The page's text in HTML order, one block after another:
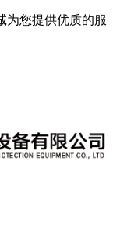
为您提供优质的服